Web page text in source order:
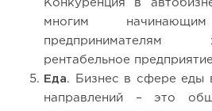
Конкуренция в
многим
рентабельное
Еда. Бизнес в сфере еды
направлений – это